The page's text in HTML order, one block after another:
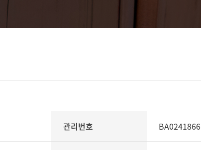
관리번호 BA0241866